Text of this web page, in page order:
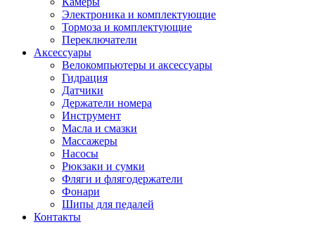
Электроника и комплектующие
Тормоза и комплектующие
Переключатели
Аксессуары
Велокомпьютеры и аксессуары
Гидрация
Датчики
Держатели номера
Инструмент
Масла и смазки
Массажеры
Насосы
Рюкзаки и сумки
Фляги и флягодержатели
Фонари
Шипы для педалей
Контакты